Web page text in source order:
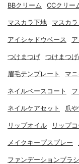
BBクリーム CCクリー
マスカラ下地 マスカ
アイシャドウベース
つけまつげ つけまつげ
眉毛テンプレート マ
ネイルベースコート
ネイルケアセット 爪
リップオイル リップコ
メイクキープスプレー
ファンデーションブラシ